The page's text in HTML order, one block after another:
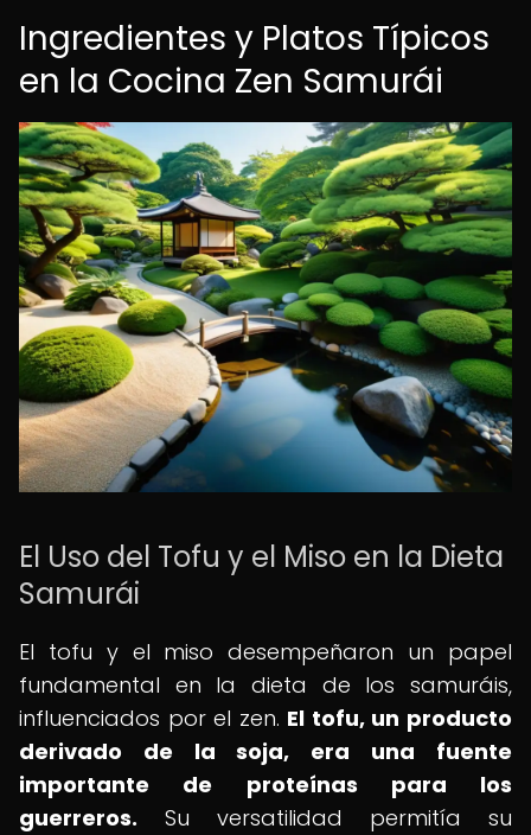
Ingredientes y Platos Típicos
en la Cocina Zen Samurái
El Uso del Tofu y el Miso en la Dieta
Samurái
El tofu y el miso desempeñaron un papel
fundamental en la dieta de los samuráis,
influenciados por el zen. El tofu, un producto
derivado de la soja, era una fuente
importante de proteínas para los
guerreros. Su versatilidad permitía su